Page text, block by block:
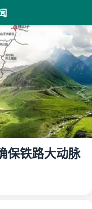
保铁路大动脉